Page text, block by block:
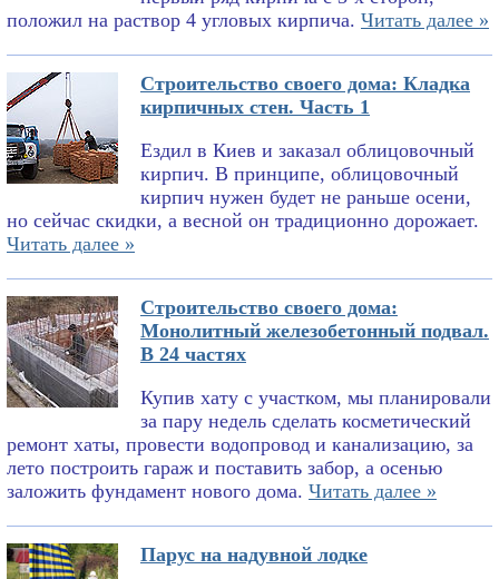
положил на раствор 4 угловых кирпича. Читать далее »
Строительство своего дома: Кладка
кирпичных стен. Часть 1
Ездил в Киев и заказал облицовочный
кирпич. В принципе, облицовочный
кирпич нужен будет не раньше осени,
но сейчас скидки, а весной он традиционно дорожает.
Читать далее »
Строительство своего дома:
Монолитный железобетонный подвал.
В 24 частях
Купив хату с участком, мы планировали
за пару недель сделать косметический
ремонт хаты, провести водопровод и канализацию, за
лето построить гараж и поставить забор, а осенью
заложить фундамент нового дома. Читать далее »
Парус на надувной лодке